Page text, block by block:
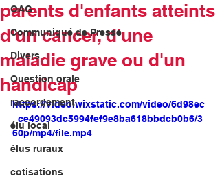
QAG
Communiqué de Presse
Divers
Question orale
raccordement
élu local
élus ruraux
cotisations
parents d'enfants atteints
d'un cancer, d'une
maladie grave ou d'un
handicap
https://video.wixstatic.com/video/6d98ec
_ce49093dc5994fef9e8ba618bbdcb0b6/3
60p/mp4/file.mp4